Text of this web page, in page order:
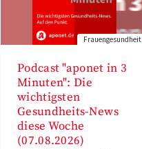
Frauengesundheit
Podcast "aponet in 3
Minuten": Die
wichtigsten
Gesundheits-News
diese Woche
(07.08.2026)